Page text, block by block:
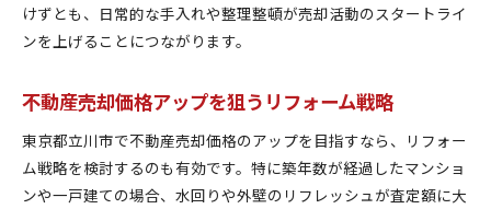
けずとも、日常的な手入れや整理整頓が売却活動のスタートライ
ンを上げることにつながります。
不動産売却価格アップを狙うリフォーム戦略
東京都立川市で不動産売却価格のアップを目指すなら、リフォー
ム戦略を検討するのも有効です。特に築年数が経過したマンショ
ンや一戸建ての場合、水回りや外壁のリフレッシュが査定額に大